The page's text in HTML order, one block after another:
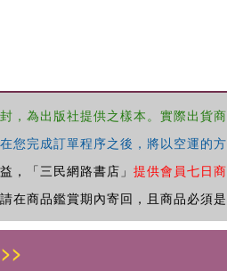
，為出版社提供之樣本。實際出貨
您完成訂單程序之後，將以空運的
，「三民網路書店」 提供會員七日
在商品鑑賞期內寄回，且商品必須